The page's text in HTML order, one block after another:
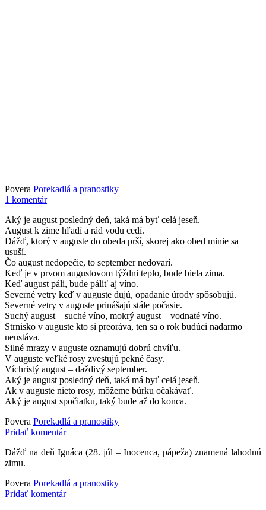
Povera Porekadlá a pranostiky
1 komentár
Aký je august posledný deň, taká má byť celá jeseň.
August k zime hľadí a rád vodu cedí.
Dážď, ktorý v auguste do obeda prší, skorej ako obed minie sa
usuší.
Čo august nedopečie, to september nedovarí.
Keď je v prvom augustovom týždni teplo, bude biela zima.
Keď august páli, bude páliť aj víno.
Severné vetry keď v auguste dujú, opadanie úrody spôsobujú.
Severné vetry v auguste prinášajú stále počasie.
Suchý august – suché víno, mokrý august – vodnaté víno.
Strnisko v auguste kto si preoráva, ten sa o rok budúci nadarmo
neustáva.
Silné mrazy v auguste oznamujú dobrú chvíľu.
V auguste veľké rosy zvestujú pekné časy.
Víchristý august – daždivý september.
Aký je august posledný deň, taká má byť celá jeseň.
Ak v auguste nieto rosy, môžeme búrku očakávať.
Aký je august spočiatku, taký bude až do konca.
Povera Porekadlá a pranostiky
Pridať komentár
Dážď na deň Ignáca (28. júl – Inocenca, pápeža) znamená lahodnú
zimu.
Povera Porekadlá a pranostiky
Pridať komentár